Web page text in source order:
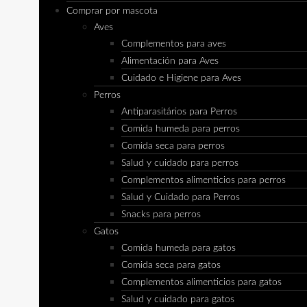
Comprar por mascota
Aves
Complementos para aves
Alimentación para Aves
Cuidado e Higiene para Aves
Perros
Antiparasitários para Perros
Comida humeda para perros
Comida seca para perros
Salud y cuidado para perros
Complementos alimenticios para perros
Salud y Cuidado para Perros
Snacks para perros
Gatos
Comida humeda para gatos
Comida seca para gatos
Complementos alimenticios para gatos
Salud y cuidado para gatos